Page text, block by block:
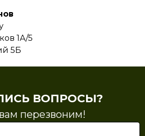
1А/5
5Б
ВОПРОСЫ?
перезвоним!